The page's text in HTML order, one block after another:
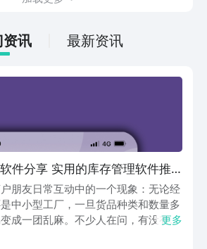
就可以下载。游戏的上手门槛还是比较
无聊的时间，可玩性真的比较高。
讯 最新资讯
件分享 实用的库存管理软件推
朋友日常互动中的一个现象：无论经
中小型工厂，一旦货品种类和数量多
成一团乱麻。不少人在问，有没有上
流程的库存管理软件？为了帮大家理
更多